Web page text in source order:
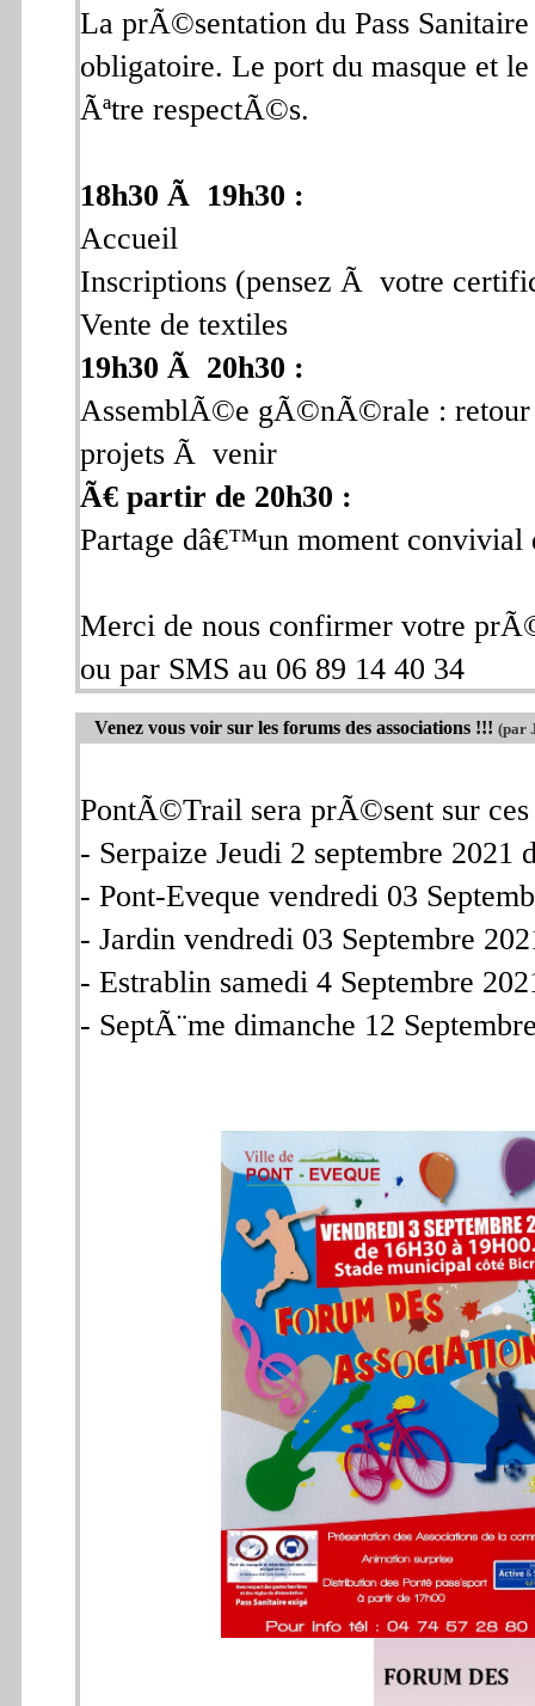
La prÃ©sentation du Pass
obligatoire. Le port du masque et
Ãªtre respectÃ©s.
18h30 Ã 19h30 :
Accueil
Inscriptions (pensez Ã votre
Vente de textiles
19h30 Ã 20h30 :
AssemblÃ©e gÃ©nÃ©rale :
projets Ã venir
Ã€ partir de 20h30 :
Partage dâ€™un moment convivial
Merci de nous confirmer votre
ou par SMS au 06 89 14 40 34
Venez vous voir sur les forums des associations !!! (par
PontÃ©Trail sera prÃ©sent sur ces
- Serpaize Jeudi 2 septembre 2021
- Pont-Eveque vendredi 03
- Jardin vendredi 03 Septembre
- Estrablin samedi 4 Septembre
- SeptÃ¨me dimanche 12